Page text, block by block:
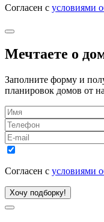
Согласен с условиями
Мечтаете о
Заполните форму и
планировок домов от
Согласен с условиями
Хочу подборку!